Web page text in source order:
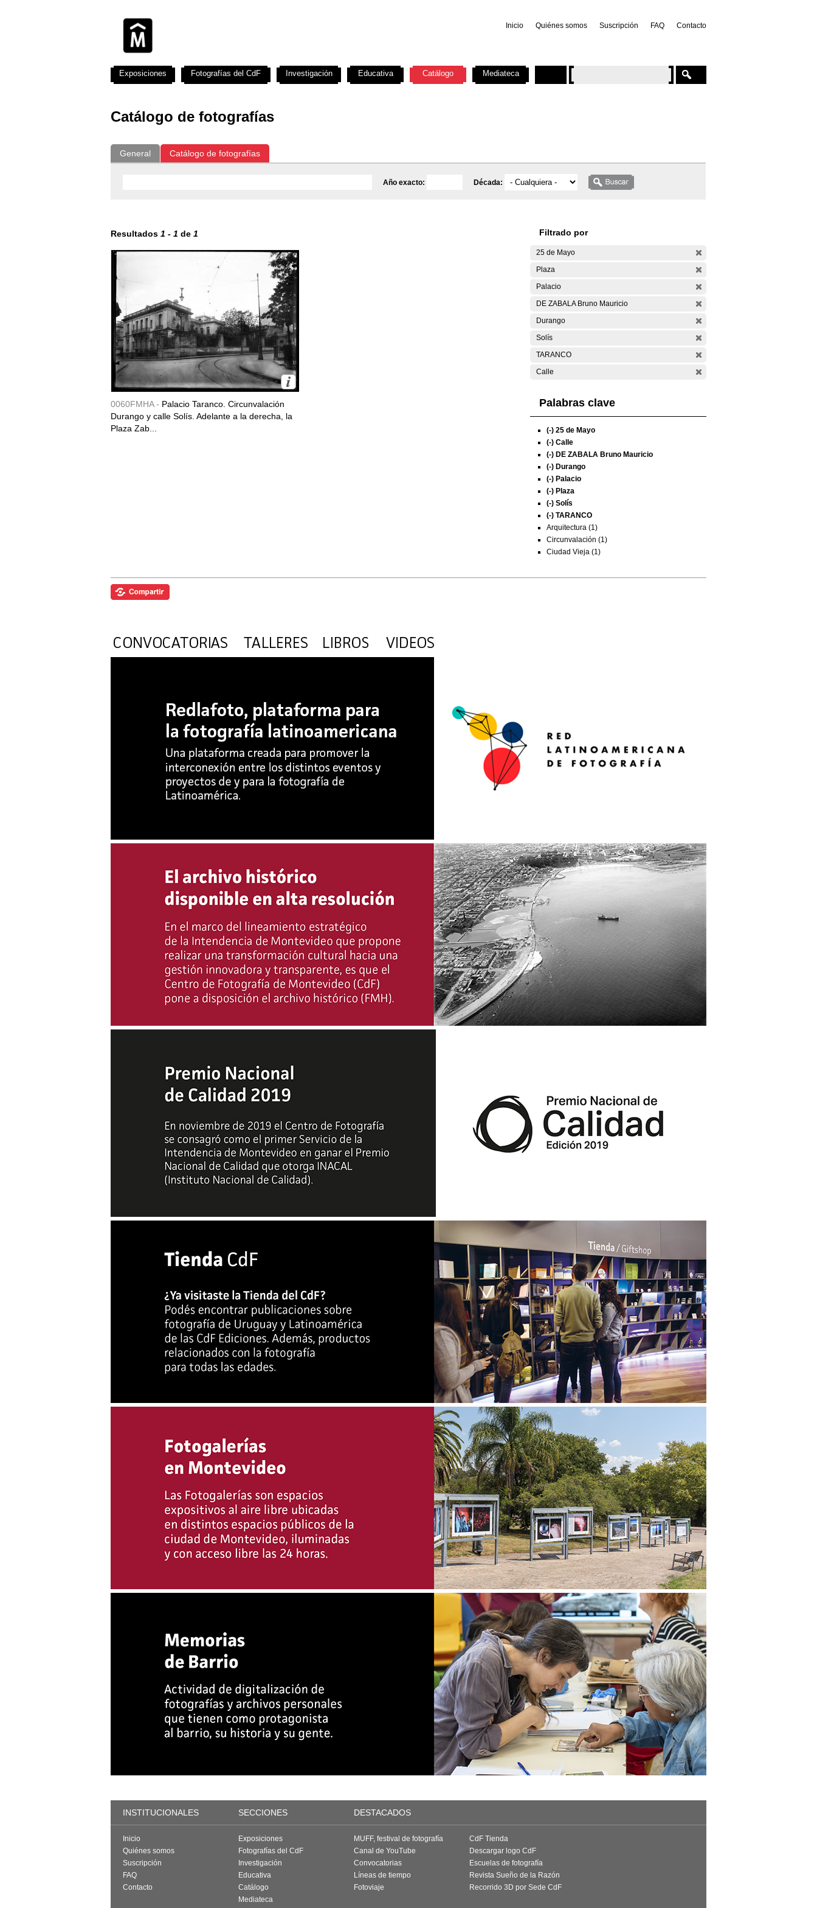
Inicio Quiénes somos Suscripción FAQ Contacto
Catálogo de fotografías
General Catálogo de fotografías
Año exacto: Década:
Resultados 1 - 1 de 1
0060FMHA - Palacio Taranco. Circunvalación
Durango y calle Solís. Adelante a la derecha, la
Plaza Zab...
Filtrado por
25 de Mayo
Plaza
Palacio
DE ZABALA Bruno Mauricio
Durango
Solís
TARANCO
Calle
Palabras clave
(-) 25 de Mayo
(-) Calle
(-) DE ZABALA Bruno Mauricio
(-) Durango
(-) Palacio
(-) Plaza
(-) Solís
(-) TARANCO
Arquitectura (1)
Circunvalación (1)
Ciudad Vieja (1)
Exposiciones Fotografías del CdF Investigación Educativa Catálogo Mediateca
INSTITUCIONALES SECCIONES DESTACADOS
Inicio
Quiénes somos
Suscripción
FAQ
Contacto
Exposiciones
Fotografías del CdF
Investigación
Educativa
Catálogo
Mediateca
MUFF, festival de fotografía
Canal de YouTube
Convocatorias
Líneas de tiempo
Fotoviaje
CdF Tienda
Descargar logo CdF
Escuelas de fotografía
Revista Sueño de la Razón
Recorrido 3D por Sede CdF